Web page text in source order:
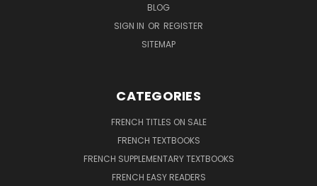
BLOG
SIGN IN OR REGISTER
SITEMAP
CATEGORIES
FRENCH TITLES ON SALE
FRENCH TEXTBOOKS
FRENCH SUPPLEMENTARY TEXTBOOKS
FRENCH EASY READERS